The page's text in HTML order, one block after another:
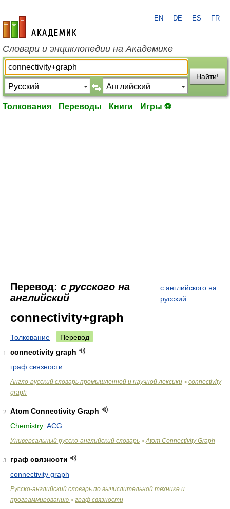
academic.ru
EN DE ES FR
Словари и энциклопедии на Академике
Найти!
Толкования Переводы Книги Игры ⚽
Перевод: с русского на
английский
с английского на
русский
connectivity+graph
Толкование Перевод
1
connectivity graph
граф связности
Англо-русский словарь промышленной и научной лексики > connectivity
graph
2
Atom Connectivity Graph
Chemistry: ACG
Универсальный русско-английский словарь > Atom Connectivity Graph
3
граф связности
connectivity graph
Русско-английский словарь по вычислительной технике и
программированию > граф связности